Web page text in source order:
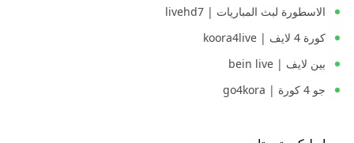
الاسطورة لبث المباريات | livehd7
كورة 4 لايف | koora4live
بين لايف | bein live
جو 4 كورة | go4kora